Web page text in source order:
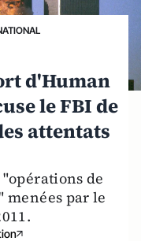
d'Human
le FBI de
attentats
de
par le